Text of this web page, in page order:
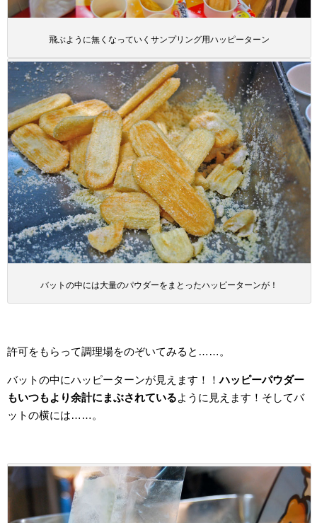
飛ぶように無くなっていくサンプリング用ハッピーターン
バットの中には大量のパウダーをまとったハッピーターンが！
許可をもらって調理場をのぞいてみると……。
バットの中にハッピーターンが見えます！！ハッピーパウダー
もいつもより余計にまぶされているように見えます！そしてバ
ットの横には……。